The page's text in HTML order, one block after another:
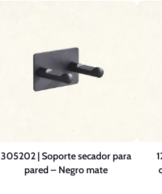
305202 | Soporte secador para
pared – Negro mate